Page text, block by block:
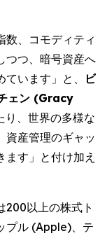
数、コモディティ
つつ、暗号資産へ
います」と、
ビ
ェン (Gracy
り、世界の多様な
資産管理のギャッ
す」と付け加え
200以上の株式ト
プル (Apple)、テ